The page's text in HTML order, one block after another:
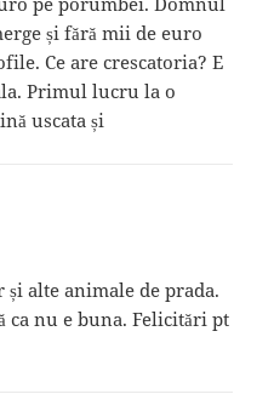
și fără mii de euro
Ce are crescatoria? E
Primul lucru la o
uscata și
alte animale de prada.
ca nu e buna. Felicitări pt